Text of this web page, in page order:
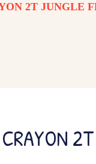
2T JUNGLE